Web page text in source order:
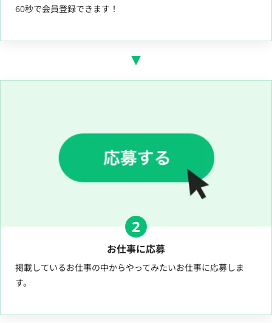
60秒で会員登録できます！
2
お仕事に応募
掲載しているお仕事の中からやってみたいお仕事に応募しま
す。